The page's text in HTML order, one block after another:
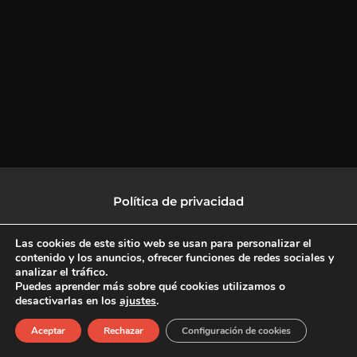
Política de privacidad
Política de protección de datos
F
a
c
X
-
L
i
n
I
n
s
Copyright © 2026 CulturalTV
Las cookies de este sitio web se usan para personalizar el
contenido y los anuncios, ofrecer funciones de redes sociales y
analizar el tráfico.
Puedes aprender más sobre qué cookies utilizamos o
desactivarlas en los ajustes.
Aceptar Rechazar Configuración de cookies